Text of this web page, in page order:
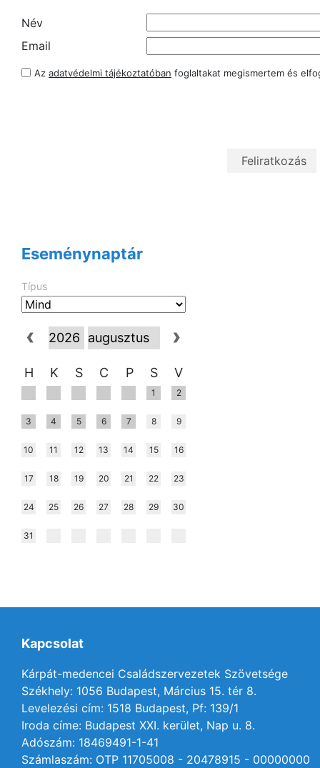
Név
Email
Az adatvédelmi tájékoztatóban foglaltakat megismertem és
Eseménynaptár
Típus
H K S C P S V
1 2
3 4 5 6 7 8 9
10 11 12 13 14 15 16
17 18 19 20 21 22 23
24 25 26 27 28 29 30
31
Kapcsolat
Kárpát-medencei Családszervezetek Szövetsége
Székhely: 1056 Budapest, Március 15. tér 8.
Levelezési cím: 1518 Budapest, Pf: 139/1
Iroda címe: Budapest XXI. kerület, Nap u. 8.
Adószám: 18469491-1-41
Számlaszám: OTP 11705008 - 20478915 - 00000000